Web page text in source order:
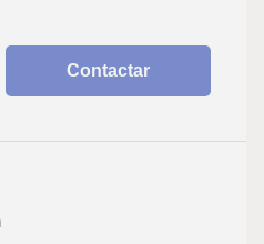
Contactar